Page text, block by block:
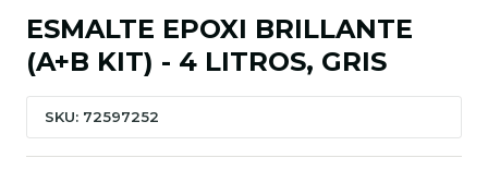
ESMALTE EPOXI BRILLANTE
(A+B KIT) - 4 LITROS, GRIS
SKU: 72597252